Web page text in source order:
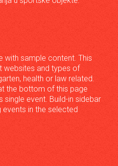
with sample content. This
websites and types of
health or law related.
the bottom of this page
event. Build-in sidebar
in the selected